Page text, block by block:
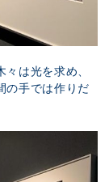
は光を求め、
の手では作りだ